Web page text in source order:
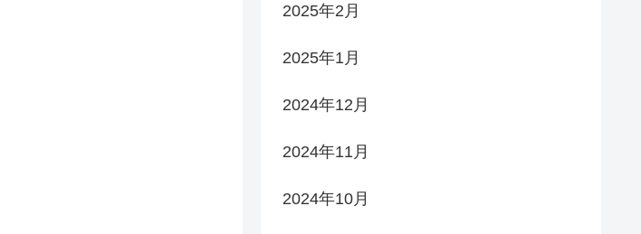
2025年2月
2025年1月
2024年12月
2024年11月
2024年10月